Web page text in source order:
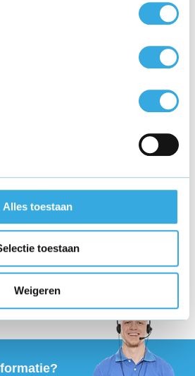
Alles toestaan
toestaan
Weigeren